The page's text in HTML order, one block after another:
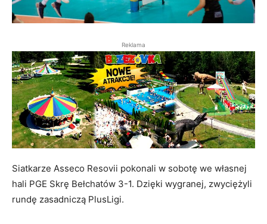
Reklama
Siatkarze Asseco Resovii pokonali w sobotę we własnej
hali PGE Skrę Bełchatów 3-1. Dzięki wygranej, zwyciężyli
rundę zasadniczą PlusLigi.